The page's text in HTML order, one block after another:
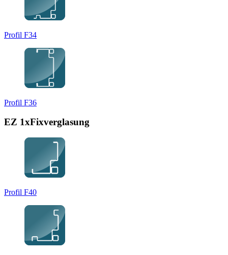
Profil F34
Profil F36
EZ 1xFixverglasung
Profil F40